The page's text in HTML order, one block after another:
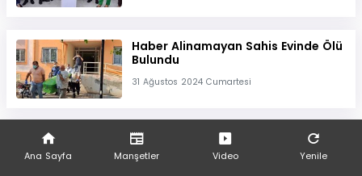
Haber Alinamayan Sahis Evinde Ölü
Bulundu
31 Ağustos 2024 Cumartesi
Ankara'da Kereste
Imalathanesinde Yangin
Ana Sayfa Manşetler Video Yenile